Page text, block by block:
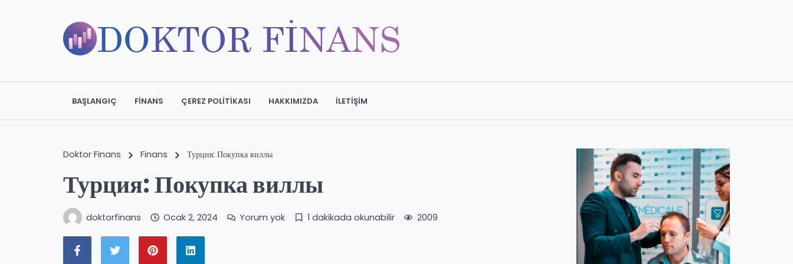
BAŞLANGIÇ FINANS ÇEREZ POLITIKASI HAKKIMIZDA İLETIŞIM
Doktor Finans Finans Турция: Покупка виллы
Турция: Покупка виллы
doktorfinans Ocak 2, 2024 Yorum yok 1 dakikada okunabilir 2009